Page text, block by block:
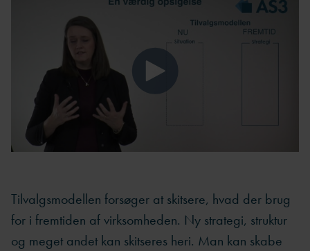
Tilvalgsmodellen forsøger at skitsere, hvad der brug
for i fremtiden af virksomheden. Ny strategi, struktur
og meget andet kan skitseres heri. Man kan skabe